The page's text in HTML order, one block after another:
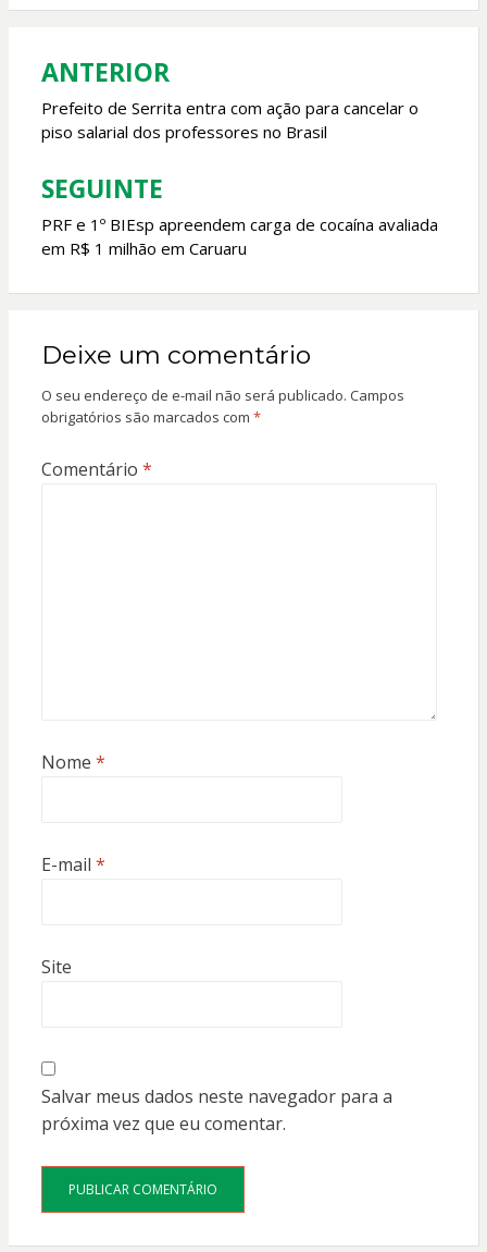
o
k
A
p
Navegação
de
Post
ANTERIOR
Prefeito de Serrita entra com ação para cancelar o
piso salarial dos professores no Brasil
SEGUINTE
PRF e 1º BIEsp apreendem carga de cocaína avaliada
em R$ 1 milhão em Caruaru
Deixe um comentário
O seu endereço de e-mail não será publicado. Campos
obrigatórios são marcados com *
Comentário *
Nome *
E-mail *
Site
Salvar meus dados neste navegador para a
próxima vez que eu comentar.